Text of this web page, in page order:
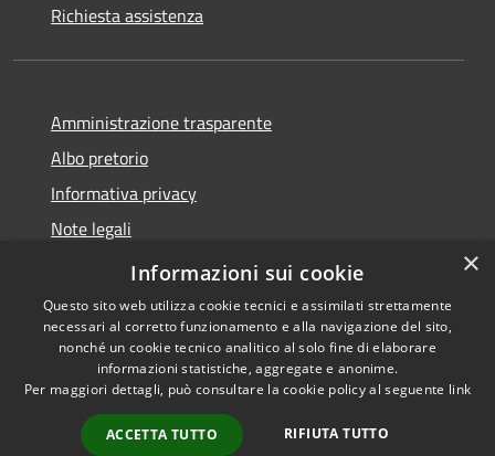
Richiesta assistenza
Amministrazione trasparente
Albo pretorio
Informativa privacy
Note legali
Dichiarazione di accessibilità
Accessibilità
Copyright © 2026 • Comune di
Castel d'Ario • Powered by
Municipium•
×
Informazioni sui cookie
Questo sito web utilizza cookie tecnici e assimilati strettamente
necessari al corretto funzionamento e alla navigazione del sito,
nonché un cookie tecnico analitico al solo fine di elaborare
informazioni statistiche, aggregate e anonime.
Per maggiori dettagli, può consultare la cookie policy al seguente link
ACCETTA TUTTO RIFIUTA TUTTO